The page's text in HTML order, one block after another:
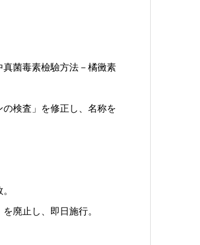
菌毒素檢驗方法－橘黴素
検査」を修正し、名称を
廃止し、即日施行。